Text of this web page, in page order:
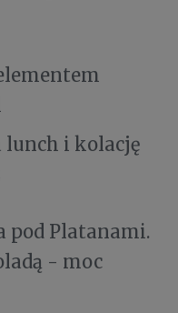
i kolację
pod Platanami.
- moc